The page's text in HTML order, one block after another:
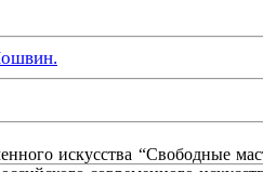
искусства “Свободные